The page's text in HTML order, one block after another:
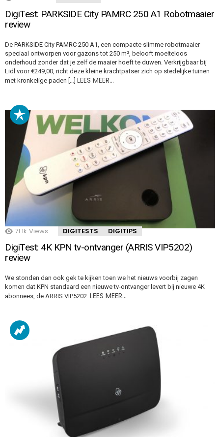
DigiTest: PARKSIDE City PAMRC 250 A1 Robotmaaier
review
De PARKSIDE City PAMRC 250 A1, een compacte slimme robotmaaier
speciaal ontworpen voor gazons tot 250 m², belooft moeiteloos
onderhoud zonder dat je zelf de maaier hoeft te duwen. Verkrijgbaar bij
Lidl voor €249,00, richt deze kleine krachtpatser zich op stedelijke tuinen
met kronkelige paden […] LEES MEER…
71.1k Views DIGITESTS DIGITIPS
DigiTest: 4K KPN tv-ontvanger (ARRIS VIP5202)
review
We stonden dan ook gek te kijken toen we het nieuws voorbij zagen
komen dat KPN standaard een nieuwe tv-ontvanger levert bij nieuwe 4K
abonnees, de ARRIS VIP5202. LEES MEER…